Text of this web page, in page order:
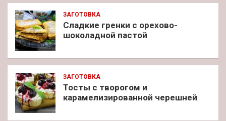
ЗАГОТОВКА
Сладкие гренки с орехово-
шоколадной пастой
ЗАГОТОВКА
Тосты с творогом и
карамелизированной черешней